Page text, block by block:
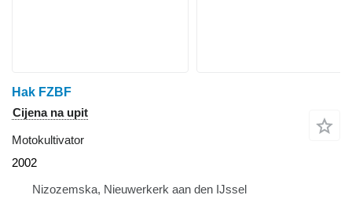
Hak FZBF
Cijena na upit
Motokultivator
2002
Nizozemska, Nieuwerkerk aan den IJssel